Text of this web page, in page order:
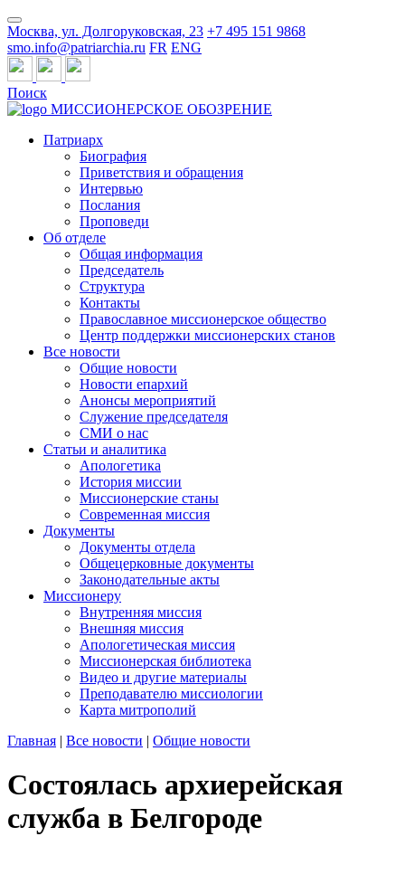
Москва, ул. Долгоруковская, 23 +7 495 151 9868
smo.info@patriarchia.ru FR ENG
Поиск
МИССИОНЕРСКОЕ ОБОЗРЕНИЕ
Патриарх
Биография
Приветствия и обращения
Интервью
Послания
Проповеди
Об отделе
Общая информация
Председатель
Структура
Контакты
Православное миссионерское общество
Центр поддержки миссионерских станов
Все новости
Общие новости
Новости епархий
Анонсы мероприятий
Служение председателя
СМИ о нас
Статьи и аналитика
Апологетика
История миссии
Миссионерские станы
Современная миссия
Документы
Документы отдела
Общецерковные документы
Законодательные акты
Миссионеру
Внутренняя миссия
Внешняя миссия
Апологетическая миссия
Миссионерская библиотека
Видео и другие материалы
Преподавателю миссиологии
Карта митрополий
Главная | Все новости | Общие новости
Состоялась архиерейская
служба в Белгороде